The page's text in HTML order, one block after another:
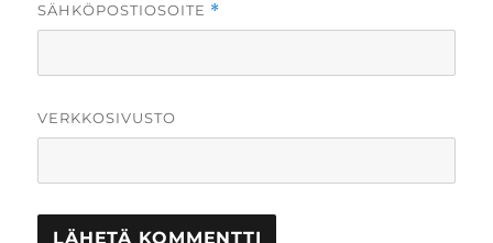
SÄHKÖPOSTIOSOITE *
VERKKOSIVUSTO